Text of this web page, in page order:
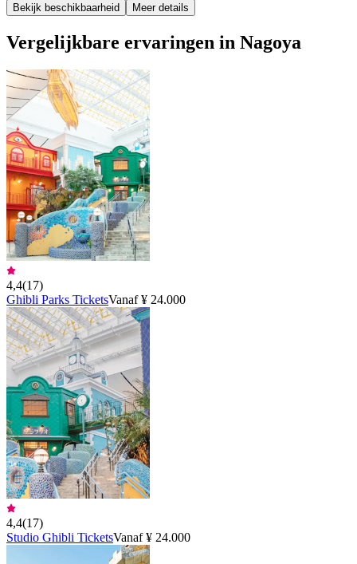
Bekijk beschikbaarheid Meer details
Vergelijkbare ervaringen in Nagoya
4,4(17)
Ghibli Parks TicketsVanaf ¥ 24.000
4,4(17)
Studio Ghibli TicketsVanaf ¥ 24.000